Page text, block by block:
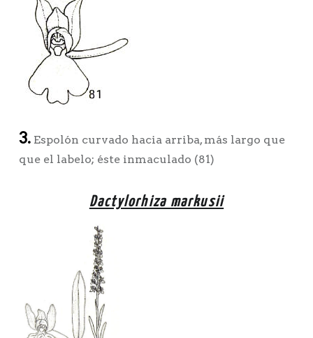
3.Espolón curvado hacia arriba, más largo que
que el labelo; éste inmaculado (81)
Dactylorhiza markusii